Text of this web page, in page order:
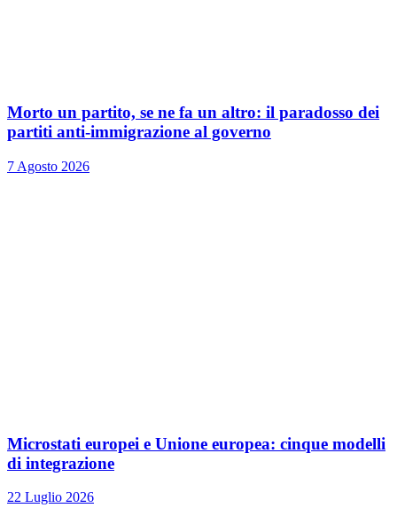
Morto un partito, se ne fa un altro: il paradosso dei
partiti anti-immigrazione al governo
7 Agosto 2026
Microstati europei e Unione europea: cinque modelli
di integrazione
22 Luglio 2026